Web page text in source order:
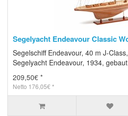
Segelyacht Endeavour Classic
Segelschiff Endeavour, 40 m J-
Segelyacht Endeavour, 1934,
209,50€ *
Netto 176,05€ *